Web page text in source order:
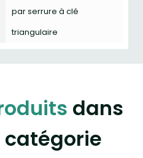
par serrure à clé
triangulaire
dans